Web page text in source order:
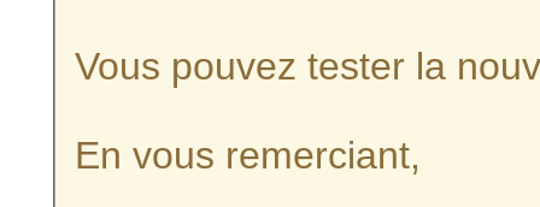
Vous pouvez tester la
En vous remerciant,